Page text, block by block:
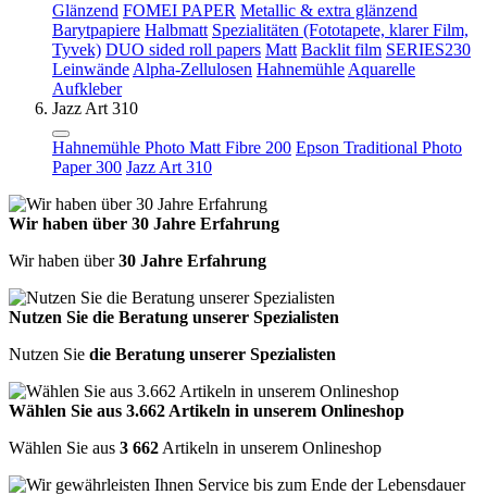
Glänzend FOMEI PAPER Metallic & extra glänzend
Barytpapiere Halbmatt Spezialitäten (Fototapete, klarer Film,
Tyvek) DUO sided roll papers Matt Backlit film SERIES230
Leinwände Alpha-Zellulosen Hahnemühle Aquarelle
Aufkleber
Jazz Art 310
Hahnemühle Photo Matt Fibre 200 Epson Traditional Photo
Paper 300 Jazz Art 310
Wir haben über 30 Jahre Erfahrung
Wir haben über30 Jahre Erfahrung
Nutzen Sie die Beratung unserer Spezialisten
Nutzen Sie die Beratung unserer Spezialisten
Wählen Sie aus 3.662 Artikeln in unserem Onlineshop
Wählen Sie aus 3 662 Artikeln in unserem Onlineshop